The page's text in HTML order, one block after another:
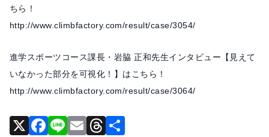
ちら！
http://www.climbfactory.com/result/case/3054/
進学スポーツコース課長・岩脇 正和先生インタビュー【見えて
いなかった部分を可視化！】はこちら！
http://www.climbfactory.com/result/case/3064/
X F Li E T